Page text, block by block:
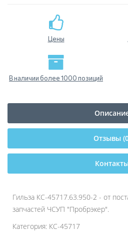
Цены
В наличии более 1000 позиций
Отзывы
Гильза КС-45717.63.950-2 - от
запчастей ЧСУП "Пробрэкер".
Категория: КС-45717